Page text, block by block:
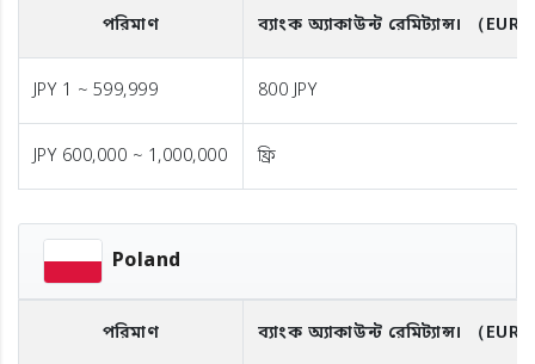
পরিমাণ ব্যাংক অ্যাকাউন্ট রেমিট্যান্স। （EUR
JPY 1 ~ 599,999 800 JPY
JPY 600,000 ~ 1,000,000 ফ্রি
Poland
পরিমাণ ব্যাংক অ্যাকাউন্ট রেমিট্যান্স। （EUR